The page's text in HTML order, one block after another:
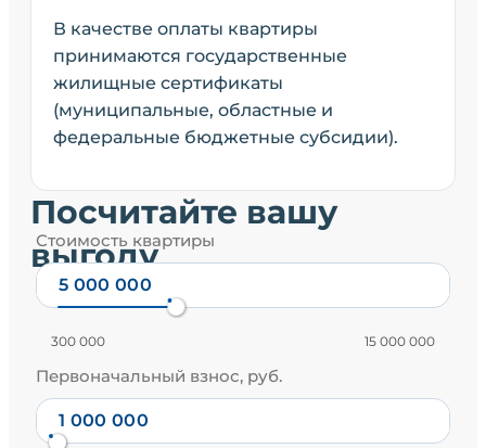
В качестве оплаты квартиры
принимаются государственные
жилищные сертификаты
(муниципальные, областные и
федеральные бюджетные субсидии).
Посчитайте вашу
выгоду
Стоимость квартиры
300 000 15 000 000
Первоначальный взнос, руб.